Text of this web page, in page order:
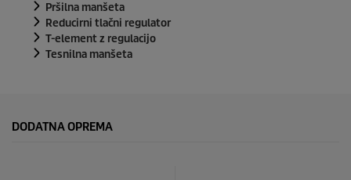
Pršilna manšeta
Reducirni tlačni regulator
T-element z regulacijo
Tesnilna manšeta
DODATNA OPREMA